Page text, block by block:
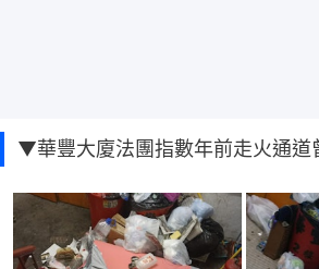
▼華豐大廈法團指數年前走火通